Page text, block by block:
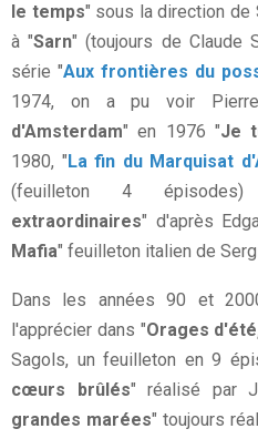
le temps" sous la direction de
à "Sarn" (toujours de Claude
série "Aux frontières du
1974, on a pu voir
d'Amsterdam" en 1976 "Je
1980, " La fin du Marquisat
(feuilleton 4
extraordinaires" d'après
Mafia" feuilleton italien de
Dans les années 90 et
l'apprécier dans "Orages
Sagols, un feuilleton en 9
cœurs brûlés" réalisé par
grandes marées" toujours